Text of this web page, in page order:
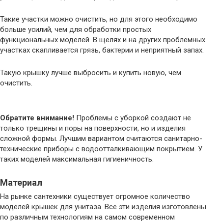
Такие участки можно очистить, но для этого необходимо
больше усилий, чем для обработки простых
функциональных моделей. В щелях и на других проблемных
участках скапливается грязь, бактерии и неприятный запах.
Такую крышку лучше выбросить и купить новую, чем
очистить.
Обратите внимание! Проблемы с уборкой создают не
только трещины и поры на поверхности, но и изделия
сложной формы. Лучшим вариантом считаются санитарно-
технические приборы с водоотталкивающим покрытием. У
таких моделей максимальная гигиеничность.
Материал
На рынке сантехники существует огромное количество
моделей крышек для унитаза. Все эти изделия изготовлены
по различным технологиям на самом современном